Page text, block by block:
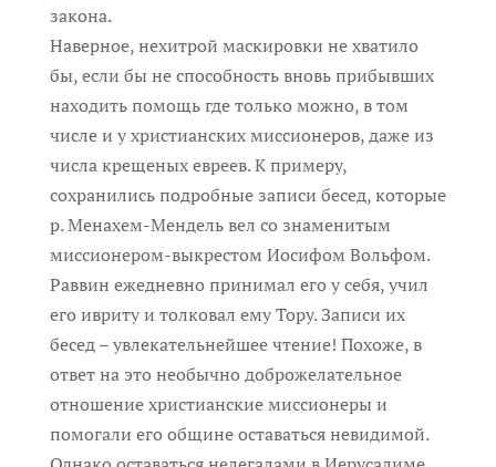
закона.
Наверное, нехитрой маскировки не хватило
бы, если бы не способность вновь прибывших
находить помощь где только можно, в том
числе и у христианских миссионеров, даже из
числа крещеных евреев. К примеру,
сохранились подробные записи бесед, которые
р. Менахем-Мендель вел со знаменитым
миссионером-выкрестом Иосифом Вольфом.
Раввин ежедневно принимал его у себя, учил
его ивриту и толковал ему Тору. Записи их
бесед – увлекательнейшее чтение! Похоже, в
ответ на это необычно доброжелательное
отношение христианские миссионеры и
помогали его общине оставаться невидимой.